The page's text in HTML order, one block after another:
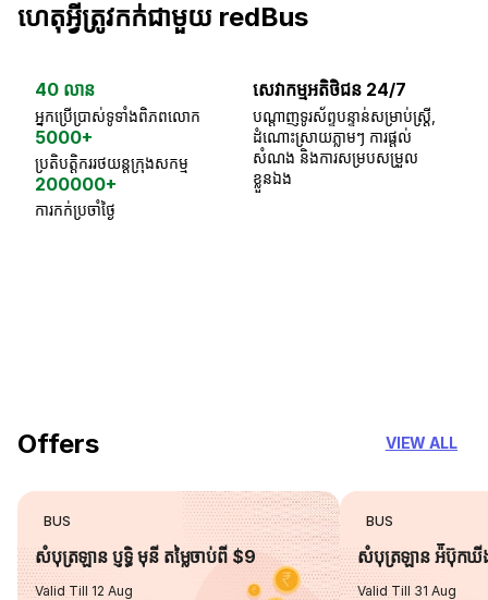
ហេតុអ្វីត្រូវកក់ជាមួយ redBus
40 លាន
អ្នកប្រើប្រាស់ទូទាំងពិភពលោក
5000+
ប្រតិបត្តិកររថយន្តក្រុងសកម្ម
200000+
ការកក់ប្រចាំថ្ងៃ
សេវាកម្មអតិថិជន 24/7
បណ្តាញទូរស័ព្ទបន្ទាន់សម្រាប់ស្ត្រី,
ដំណោះស្រាយភ្លាមៗ ការផ្តល់
សំណង និងការសម្របសម្រួល
ខ្លួនឯង
Offers VIEW ALL
BUS
សំបុត្រឡាន ប្ញទ្ធិ មុនី តម្លៃចាប់ពី $9
Valid Till 12 Aug
BUS
សំបុត្រឡាន អ៉ីប៊ុកឃី
Valid Till 31 Aug